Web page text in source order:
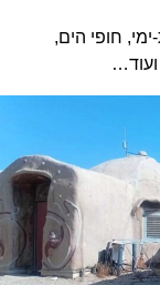
חופי הים,